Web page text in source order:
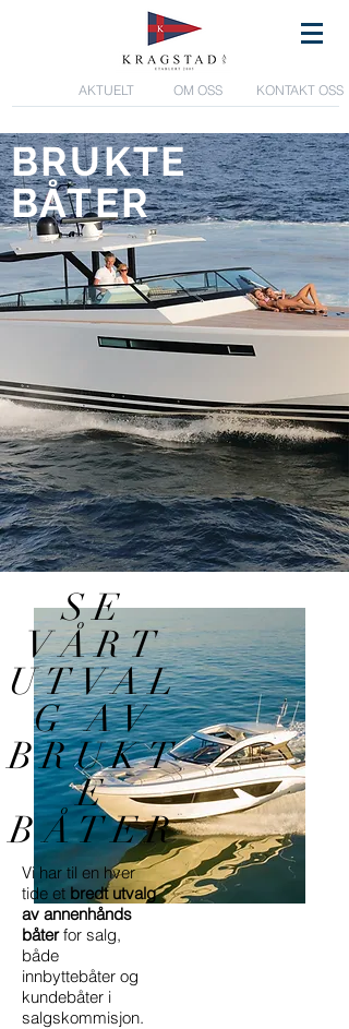
AKTUELT OM OSS KONTAKT OSS
BRUKTE
BÅTER
SE
VÅRT
UTVAL
G AV
BRUKT
E
BÅTER
Vi har til en hver
tide et bredt utvalg
av annenhånds
båterfor salg,
både
innbyttebåter og
kundebåter i
salgskommisjon.